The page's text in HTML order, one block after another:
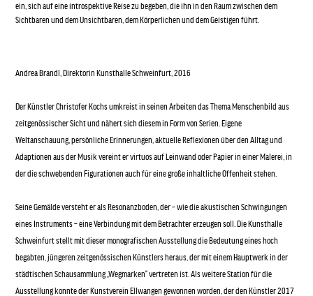
ein, sich auf eine introspektive Reise zu begeben, die ihn in den Raum zwischen dem
Sichtbaren und dem Unsichtbaren, dem Körperlichen und dem Geistigen führt.
Andrea Brandl, Direktorin Kunsthalle Schweinfurt, 2016
Der Künstler Christofer Kochs umkreist in seinen Arbeiten das Thema Menschenbild aus
zeitgenössischer Sicht und nähert sich diesem in Form von Serien. Eigene
Weltanschauung, persönliche Erinnerungen, aktuelle Reflexionen über den Alltag und
Adaptionen aus der Musik vereint er virtuos auf Leinwand oder Papier in einer Malerei, in
der die schwebenden Figurationen auch für eine große inhaltliche Offenheit stehen.
Seine Gemälde versteht er als Resonanzboden, der – wie die akustischen Schwingungen
eines Instruments – eine Verbindung mit dem Betrachter erzeugen soll. Die Kunsthalle
Schweinfurt stellt mit dieser monografischen Ausstellung die Bedeutung eines hoch
begabten, jüngeren zeitgenössischen Künstlers heraus, der mit einem Hauptwerk in der
städtischen Schausammlung „Wegmarken“ vertreten ist. Als weitere Station für die
Ausstellung konnte der Kunstverein Ellwangen gewonnen worden, der den Künstler 2017